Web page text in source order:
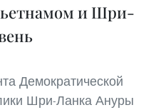
и Шри-
Демократической
Шри-Ланка Ануры